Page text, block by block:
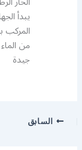
يبدأ
من
جيدة
السابق